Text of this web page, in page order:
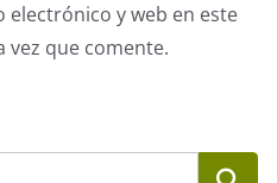
y web en este
vez que comente.